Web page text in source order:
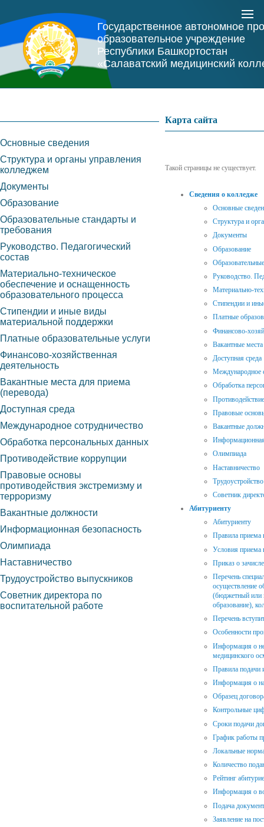
Государственное автономное
образовательное учреждение
Республики Башкортостан
«Салаватский медицинский
Карта сайта
Такой страницы не существует.
Сведения о колледже
Основные
Структура и
Документы
Образование
Руководство.
Материально-
Стипендии и
Платные
Финансово-
Вакантные
Доступная среда
Международное
Обработка
Правовые
Вакантные
Информационная
Олимпиада
Наставничество
Советник
Абитуриенту
Абитуриенту
Правила приема
Условия приема
Приказ о
Перечень
осуществление
(бюджетный или
образование),
Перечень
Особенности
Информация о
медицинского
Правила подачи
Информация о
Образец
Контрольные
Сроки подачи
График работы
Локальные
Количество
Рейтинг
Информация о
Подача
Заявление на
Основные сведения
Структура и органы управления
колледжем
Документы
Образование
Образовательные стандарты и
требования
Руководство. Педагогический
состав
Материально-техническое
обеспечение и оснащенность
образовательного процесса
Стипендии и иные виды
материальной поддержки
Платные образовательные услуги
Финансово-хозяйственная
деятельность
Вакантные места для приема
(перевода)
Доступная среда
Международное сотрудничество
Обработка персональных данных
Противодействие коррупции
Правовые основы
противодействия экстремизму и
терроризму
Вакантные должности
Информационная безопасность
Олимпиада
Наставничество
Трудоустройство выпускников
Советник директора по
воспитательной работе